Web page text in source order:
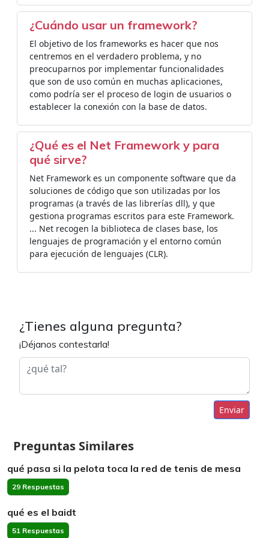
¿Cuándo usar un framework?
El objetivo de los frameworks es hacer que nos
centremos en el verdadero problema, y no
preocuparnos por implementar funcionalidades
que son de uso común en muchas aplicaciones,
como podría ser el proceso de login de usuarios o
establecer la conexión con la base de datos.
¿Qué es el Net Framework y para
qué sirve?
Net Framework es un componente software que da
soluciones de código que son utilizadas por los
programas (a través de las librerías dll), y que
gestiona programas escritos para este Framework.
... Net recogen la biblioteca de clases base, los
lenguajes de programación y el entorno común
para ejecución de lenguajes (CLR).
¿Tienes alguna pregunta?
¡Déjanos contestarla!
Enviar
Preguntas Similares
qué pasa si la pelota toca la red de tenis de mesa
29 Respuestas
qué es el baidt
51 Respuestas